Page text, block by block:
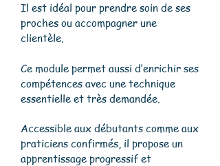
Il est idéal pour prendre soin de ses
proches ou accompagner une
clientèle.
Ce module permet aussi d’enrichir ses
compétences avec une technique
essentielle et très demandée.
Accessible aux débutants comme aux
praticiens confirmés, il propose un
apprentissage progressif et